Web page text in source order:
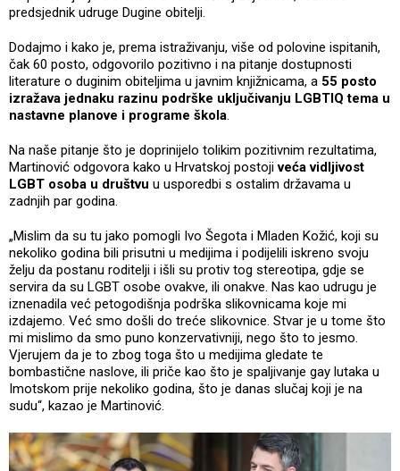
predsjednik udruge Dugine obitelji.
Dodajmo i kako je, prema istraživanju, više od polovine ispitanih,
čak 60 posto, odgovorilo pozitivno i na pitanje dostupnosti
literature o duginim obiteljima u javnim knjižnicama, a 55 posto
izražava jednaku razinu podrške uključivanju LGBTIQ tema u
nastavne planove i programe škola.
Na naše pitanje što je doprinijelo tolikim pozitivnim rezultatima,
Martinović odgovora kako u Hrvatskoj postojiveća vidljivost
LGBT osoba u društvu u usporedbi s ostalim državama u
zadnjih par godina.
„Mislim da su tu jako pomogli Ivo Šegota i Mladen Kožić, koji su
nekoliko godina bili prisutni u medijima i podijelili iskreno svoju
želju da postanu roditelji i išli su protiv tog stereotipa, gdje se
servira da su LGBT osobe ovakve, ili onakve. Nas kao udrugu je
iznenadila već petogodišnja podrška slikovnicama koje mi
izdajemo. Već smo došli do treće slikovnice. Stvar je u tome što
mi mislimo da smo puno konzervativniji, nego što to jesmo.
Vjerujem da je to zbog toga što u medijima gledate te
bombastične naslove, ili priče kao što je spaljivanje gay lutaka u
Imotskom prije nekoliko godina, što je danas slučaj koji je na
sudu“, kazao je Martinović.